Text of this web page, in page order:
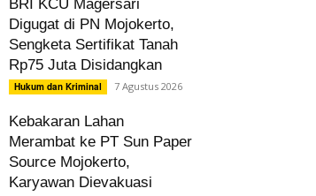
BRI KCU Magersari
Digugat di PN Mojokerto,
Sengketa Sertifikat Tanah
Rp75 Juta Disidangkan
Hukum dan Kriminal 7 Agustus 2026
Kebakaran Lahan
Merambat ke PT Sun Paper
Source Mojokerto,
Karyawan Dievakuasi